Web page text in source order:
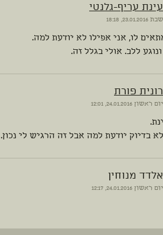
עינת עריף-גלנטי
שבת
לו, אני אפילו לא יודעת למה.
ללב. אולי בגלל זה.
רונית פורת
יום ראשון
בדיוק יודעת למה אבל זה הרגיש לי נכון.
אלדד מנוחין
יום ראשון